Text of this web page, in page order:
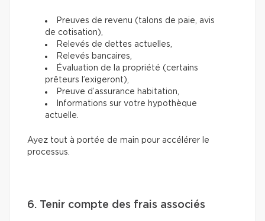
Preuves de revenu (talons de paie, avis
de cotisation),
Relevés de dettes actuelles,
Relevés bancaires,
Évaluation de la propriété (certains
prêteurs l’exigeront),
Preuve d’assurance habitation,
Informations sur votre hypothèque
actuelle.
Ayez tout à portée de main pour accélérer le
processus.
6. Tenir compte des frais associés